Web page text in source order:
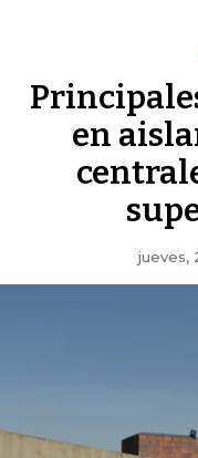
en
jueves,